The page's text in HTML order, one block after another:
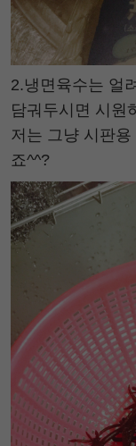
2.냉면육수는 얼
담궈두시면 시원
저는 그냥 시판
죠^^?